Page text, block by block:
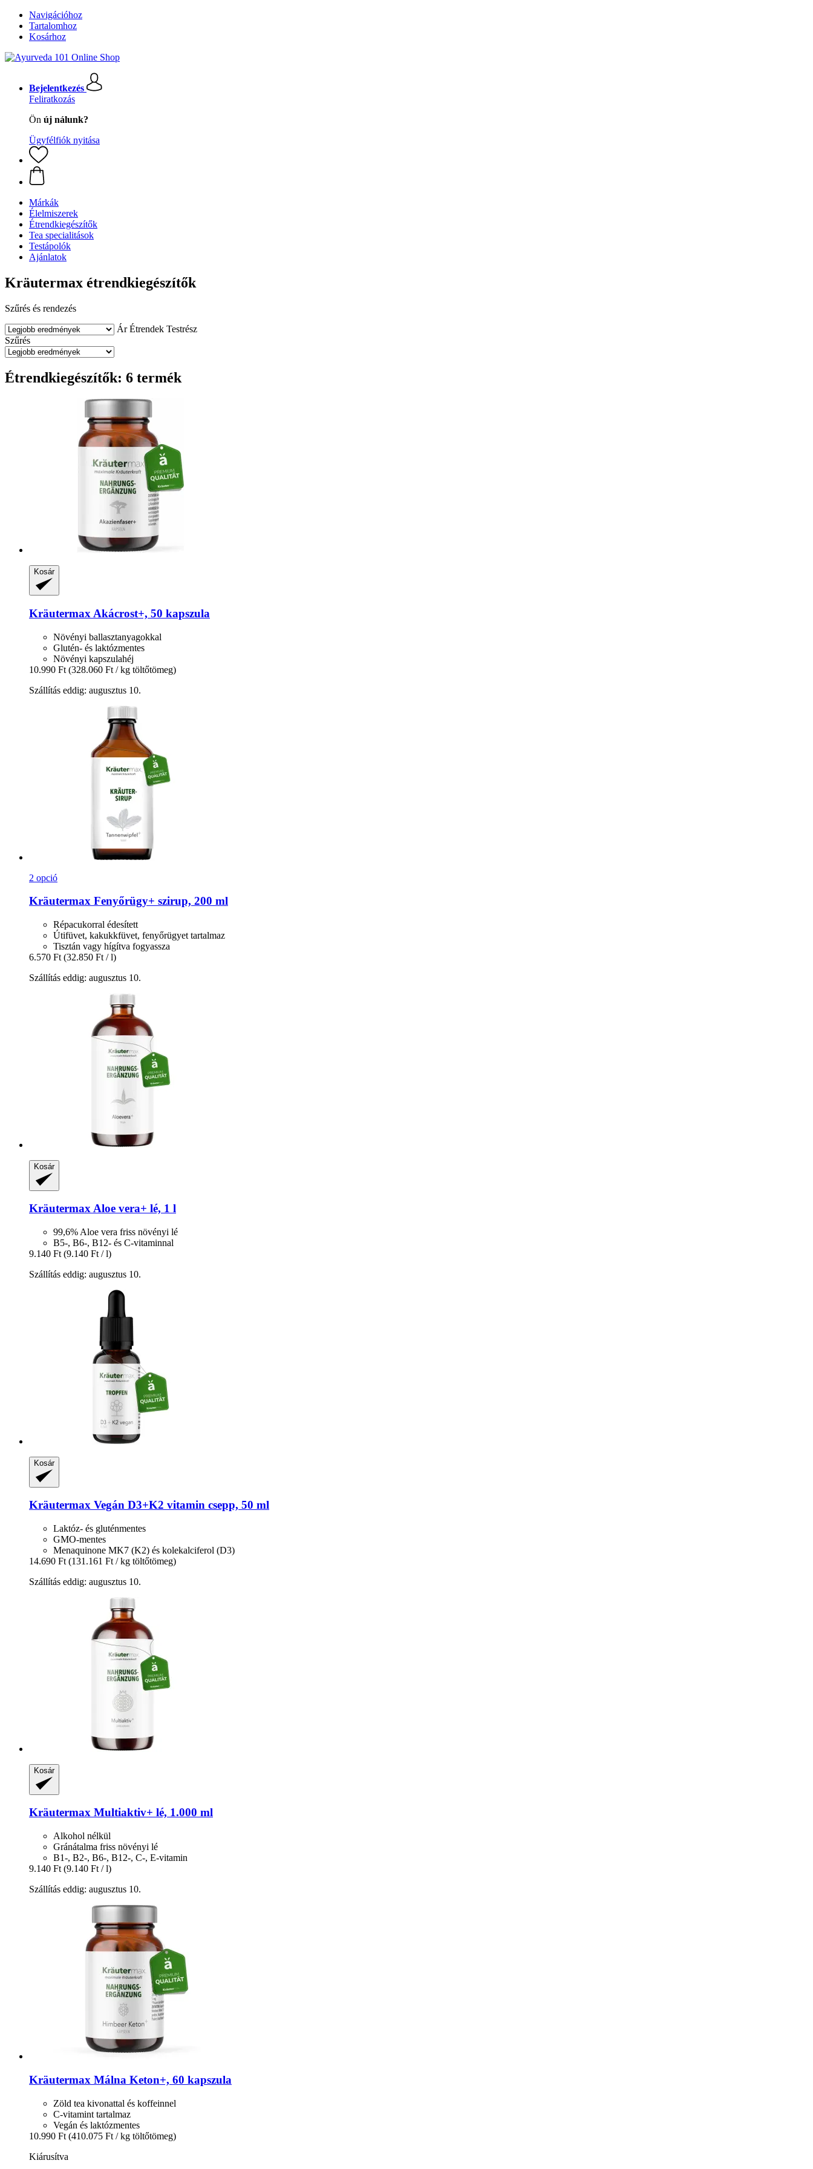
Navigációhoz
Tartalomhoz
Kosárhoz
Bejelentkezés
Feliratkozás
Ön új nálunk?
Ügyfélfiók nyitása
Márkák
Élelmiszerek
Étrendkiegészítők
Tea specialitások
Testápolók
Ajánlatok
Kräutermax étrendkiegészítők
Szűrés és rendezés
Ár Étrendek Testrész
Szűrés
Étrendkiegészítők: 6 termék
Kosár
Kräutermax Akácrost+, 50 kapszula
Növényi ballasztanyagokkal
Glutén- és laktózmentes
Növényi kapszulahéj
10.990 Ft (328.060 Ft / kg töltőtömeg)
Szállítás eddig: augusztus 10.
2 opció
Kräutermax Fenyőrügy+ szirup, 200 ml
Répacukorral édesített
Útifüvet, kakukkfüvet, fenyőrügyet tartalmaz
Tisztán vagy hígítva fogyassza
6.570 Ft (32.850 Ft / l)
Szállítás eddig: augusztus 10.
Kosár
KräutermaxAloe vera+ lé, 1 l
99,6% Aloe vera friss növényi lé
B5-, B6-, B12- és C-vitaminnal
9.140 Ft (9.140 Ft / l)
Szállítás eddig: augusztus 10.
Kosár
Kräutermax Vegán D3+K2 vitamin csepp, 50 ml
Laktóz- és gluténmentes
GMO-mentes
Menaquinone MK7 (K2) és kolekalciferol (D3)
14.690 Ft (131.161 Ft / kg töltőtömeg)
Szállítás eddig: augusztus 10.
Kosár
Kräutermax Multiaktiv+ lé, 1.000 ml
Alkohol nélkül
Gránátalma friss növényi lé
B1-, B2-, B6-, B12-, C-, E-vitamin
9.140 Ft (9.140 Ft / l)
Szállítás eddig: augusztus 10.
Kräutermax Málna Keton+, 60 kapszula
Zöld tea kivonattal és koffeinnel
C-vitamint tartalmaz
Vegán és laktózmentes
10.990 Ft (410.075 Ft / kg töltőtömeg)
Kiárusítva